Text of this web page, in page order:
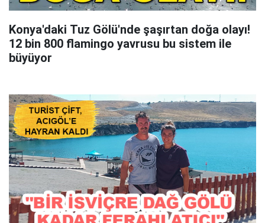
Konya'daki Tuz Gölü'nde şaşırtan doğa olayı!
12 bin 800 flamingo yavrusu bu sistem ile
büyüyor